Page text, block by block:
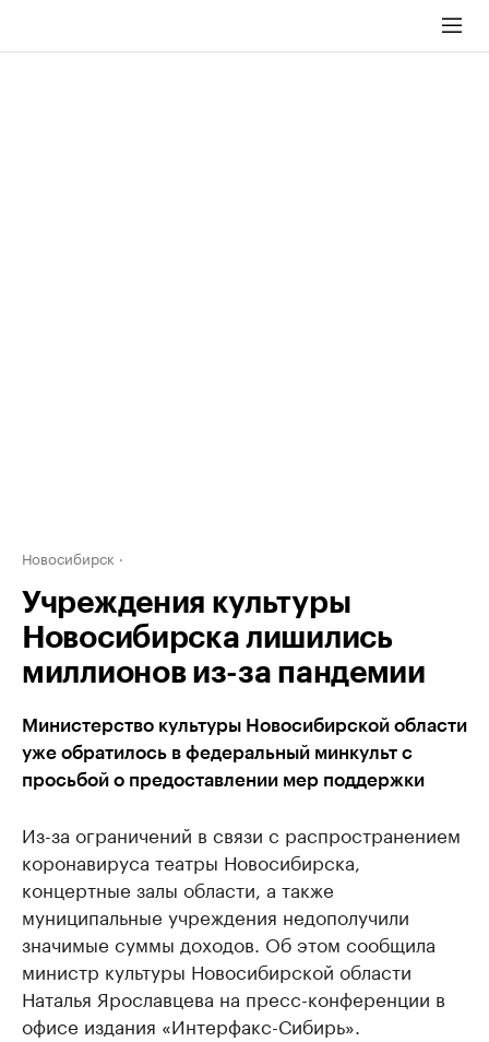
Новосибирск
Учреждения культуры
Новосибирска лишились
миллионов из-за пандемии
Министерство культуры Новосибирской области
уже обратилось в федеральный минкульт с
просьбой о предоставлении мер поддержки
Из-за ограничений в связи с распространением
коронавируса театры Новосибирска,
концертные залы области, а также
муниципальные учреждения недополучили
значимые суммы доходов. Об этом сообщила
министр культуры Новосибирской области
Наталья Ярославцева на пресс-конференции в
офисе издания «Интерфакс-Сибирь».